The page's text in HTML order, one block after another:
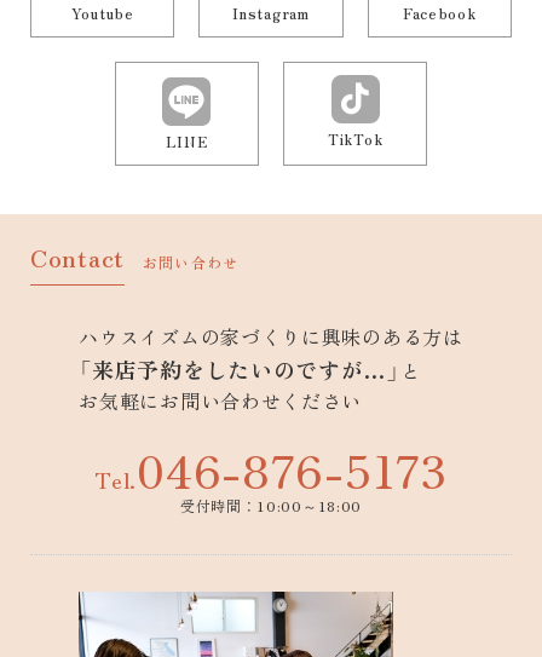
Youtube Instagram Facebook
LINE TikTok
Contact お問い合わせ
ハウスイズムの家づくりに興味のある方は
「来店予約をしたいのですが…」 と
お気軽にお問い合わせください
Tel.046-876-5173
受付時間：10:00～18:00